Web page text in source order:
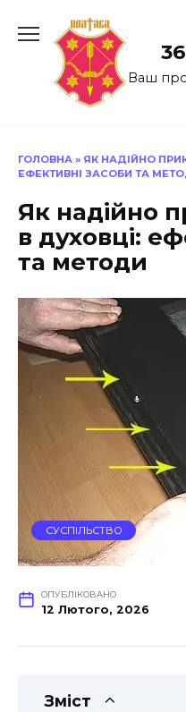
до
Ваш
ГОЛОВНА » ЯК НАДІЙНО
ЕФЕКТИВНІ ЗАСОБИ ТА
Як надійно
в духовці:
та методи
СУСПІЛЬСТВО
ОПУБЛІКОВАНО
12 Лютого, 2026
Зміст